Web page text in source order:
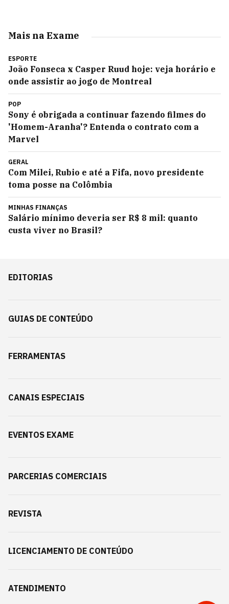
Mais na Exame
ESPORTE
João Fonseca x Casper Ruud hoje: veja horário e
onde assistir ao jogo de Montreal
POP
Sony é obrigada a continuar fazendo filmes do
'Homem-Aranha'? Entenda o contrato com a
Marvel
GERAL
Com Milei, Rubio e até a Fifa, novo presidente
toma posse na Colômbia
MINHAS FINANÇAS
Salário mínimo deveria ser R$ 8 mil: quanto
custa viver no Brasil?
EDITORIAS
GUIAS DE CONTEÚDO
FERRAMENTAS
CANAIS ESPECIAIS
EVENTOS EXAME
PARCERIAS COMERCIAIS
REVISTA
LICENCIAMENTO DE CONTEÚDO
ATENDIMENTO